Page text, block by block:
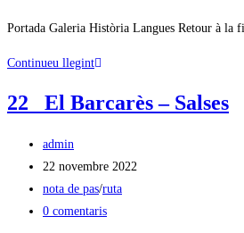
Portada Galeria Història Langues Retour à la
Continueu llegint
22 El Barcarès – Salses
admin
22 novembre 2022
nota de pas/ruta
0 comentaris